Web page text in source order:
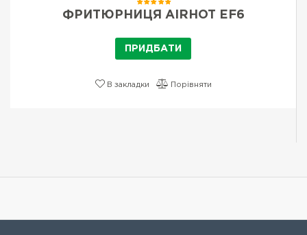
ФРИТЮРНИЦЯ AIRHOT EF6
ПРИДБАТИ
В закладки Порівняти